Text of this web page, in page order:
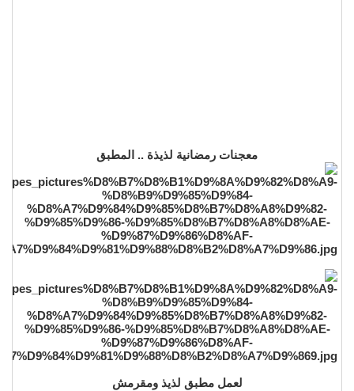
معجنات رمضانية لذيذة .. المطبق
لعمل مطبق لذيذ ومقرمش